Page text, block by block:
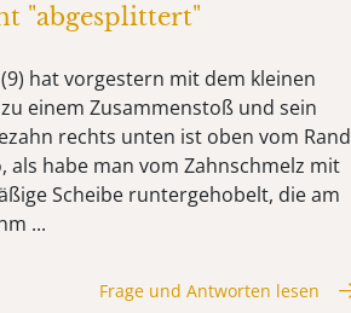
"abgesplittert"
hat vorgestern mit dem kleinen
einem Zusammenstoß und sein
rechts unten ist oben vom Rand
als habe man vom Zahnschmelz mit
Scheibe runtergehobelt, die am
...
Frage und Antworten lesen